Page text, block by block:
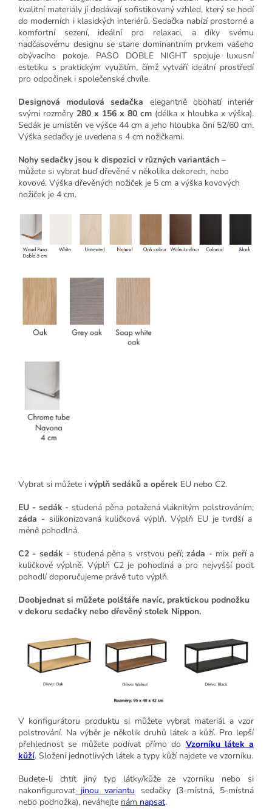
kvalitní materiály jí dodávají sofistikovaný vzhled, který se hodí
do moderních i klasických interiérů. Sedačka nabízí prostorné a
komfortní sezení, ideální pro relaxaci, a díky svému
nadčasovému designu se stane dominantním prvkem vašeho
obývacího pokoje. PASO DOBLE NIGHT spojuje luxusní
estetiku s praktickým využitím, čímž vytváří ideální prostředí
pro odpočinek i společenské chvíle.
Designová modulová sedačka elegantně obohatí interiér
svými rozměry 280 x 156 x 80 cm (délka x hloubka x výška).
Sedák je umístěn ve výšce 44 cm a jeho hloubka činí 52/60 cm.
Výška sedačky je uvedena s 4 cm nožičkami.
Nohy sedačky jsou k dispozici v různých variantách –
můžete si vybrat buď dřevěné v několika dekorech, nebo
kovové. Výška dřevěných nožiček je 5 cm a výška kovových
nožiček je 4 cm.
Vybrat si můžete i výplň sedáků a opěrek EU nebo C2.
EU - sedák - studená pěna potažená vláknitým polstrováním;
záda - silikonizovaná kuličková výplň. Výplň EU je tvrdší a
méně pohodlná.
C2 - sedák - studená pěna s vrstvou peří;záda - mix peří a
kuličkové výplně. Výplň C2 je pohodlná a pro nejvyšší pocit
pohodlí doporučujeme právě tuto výplň.
Doobjednat si můžete polštáře navíc, praktickou podnožku
v dekoru sedačky nebo dřevěný stolek Nippon.
V konfigurátoru produktu si můžete vybrat materiál a vzor
polstrování. Na výběr je několik druhů látek a kůží. Pro lepší
přehlednost se můžete podívat přímo do Vzorníku látek a
kůží. Složení jednotlivých látek a typy kůží najdete ve vzorníku.
Budete-li chtít jiný typ látky/kůže ze vzorníku nebo si
nakonfigurovat jinou variantu sedačky (3-místná, 5-místná
nebo podnožka), neváhejte nám napsat.